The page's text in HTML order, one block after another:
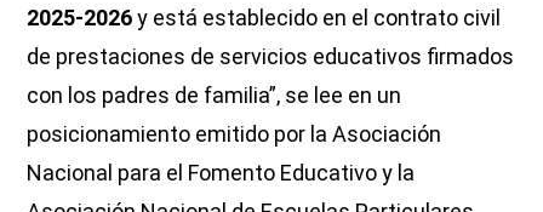
2025-2026y está establecido en el contrato civil
de prestaciones de servicios educativos firmados
con los padres de familia”, se lee en un
posicionamiento emitido por la Asociación
Nacional para el Fomento Educativo y la